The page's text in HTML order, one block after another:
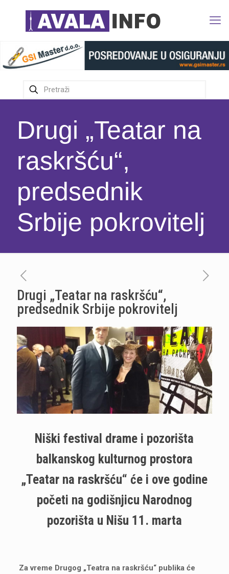
Drugi „Teatar na
raskršću“,
predsednik
Srbije pokrovitelj
Drugi „Teatar na raskršću“,
predsednik Srbije pokrovitelj
Niški festival drame i pozorišta
balkanskog kulturnog prostora
„Teatar na raskršću“ će i ove godine
početi na godišnjicu Narodnog
pozorišta u Nišu 11. marta
Za vreme Drugog „Teatra na raskršću“ publika će